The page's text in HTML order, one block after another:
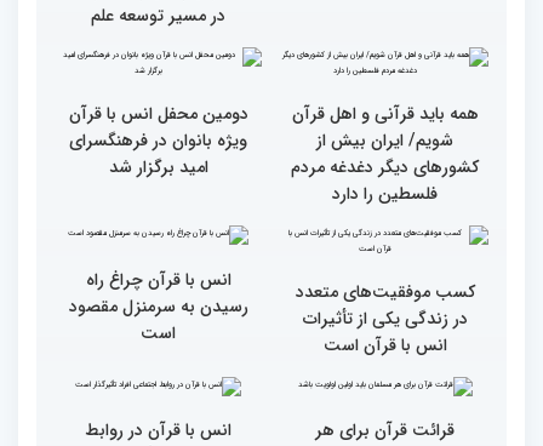
قرآن کریم (بخش دوم)
گزارش تصویری دومین روز
دوره مسابقات بین المللی
قرآن کریم (بخش اول)
گزارش تصویری بازدید
مسابقات بین المللی قرآن
کریم از حسینیه جماران
دیدار متسابقان با
دکترخاموشی تا خوشنویسی
آیات منتخب/ حاشیه های